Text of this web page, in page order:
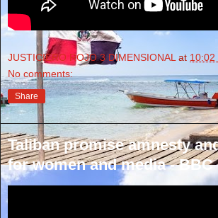
JUSTICIERO ROJO 3 DIMENSIONAL at 10:02
No comments:
Share
Taliban promise amnesty
for women and media - BBC